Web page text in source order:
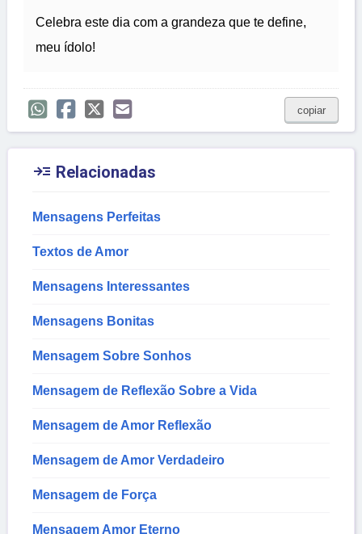
Celebra este dia com a grandeza que te define,
meu ídolo!
copiar
 Relacionadas
Mensagens Perfeitas
Textos de Amor
Mensagens Interessantes
Mensagens Bonitas
Mensagem Sobre Sonhos
Mensagem de Reflexão Sobre a Vida
Mensagem de Amor Reflexão
Mensagem de Amor Verdadeiro
Mensagem de Força
Mensagem Amor Eterno